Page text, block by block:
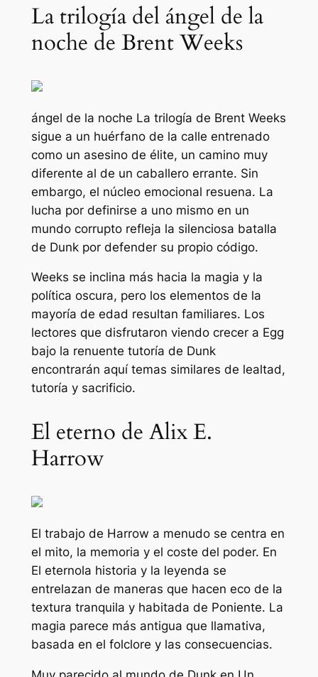
La trilogía del ángel de la
noche de Brent Weeks
ángel de la noche La trilogía de Brent Weeks
sigue a un huérfano de la calle entrenado
como un asesino de élite, un camino muy
diferente al de un caballero errante. Sin
embargo, el núcleo emocional resuena. La
lucha por definirse a uno mismo en un
mundo corrupto refleja la silenciosa batalla
de Dunk por defender su propio código.
Weeks se inclina más hacia la magia y la
política oscura, pero los elementos de la
mayoría de edad resultan familiares. Los
lectores que disfrutaron viendo crecer a Egg
bajo la renuente tutoría de Dunk
encontrarán aquí temas similares de lealtad,
tutoría y sacrificio.
El eterno de Alix E.
Harrow
El trabajo de Harrow a menudo se centra en
el mito, la memoria y el coste del poder. En
El eternola historia y la leyenda se
entrelazan de maneras que hacen eco de la
textura tranquila y habitada de Poniente. La
magia parece más antigua que llamativa,
basada en el folclore y las consecuencias.